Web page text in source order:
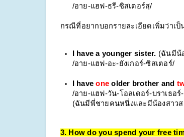
/อาย-แฮฟ-ธรี-ซิสเตอร์สฺ/
กรณีที่อยากบอกรายละเอียดเพิ่มว่าเป็
I have a younger sister. (ฉันมีน้
/อาย-แฮฟ-อะ-ยังเกอร์-ซิสเตอร์/
I have one older brother and
/อาย-แฮฟ-วัน-โอลเดอร์-บราเธอ
(ฉันมีพี่ชายคนหนึ่งและมีน้องสาว
3. How do you spend your free